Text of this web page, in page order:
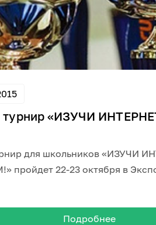
турнир «ИЗУЧИ
для школьников «ИЗУЧИ
пройдет 22-23 октября в
Подробнее